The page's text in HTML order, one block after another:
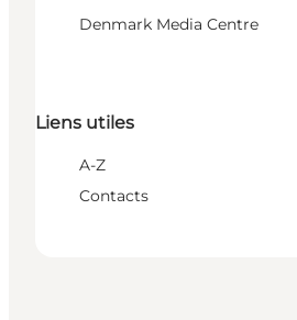
Denmark Media Centre
Liens utiles
A-Z
Contacts